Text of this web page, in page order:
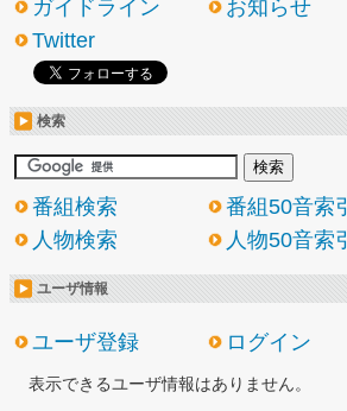
ガイドライン
お知らせ
Twitter
検索
番組検索
番組50音索引
人物検索
人物50音索引
ユーザ情報
ユーザ登録 ログイン
表示できるユーザ情報はありません。